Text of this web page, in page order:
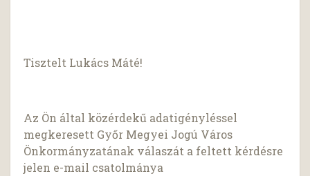
Tisztelt Lukács Máté!
Az Ön által közérdekű adatigényléssel
megkeresett Győr Megyei Jogú Város
Önkormányzatának válaszát a feltett kérdésre
jelen e-mail csatolmánya